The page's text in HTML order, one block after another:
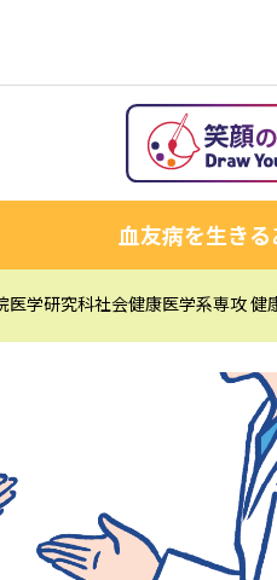
血友病を生き
医学研究科社会健康医学系専攻 健